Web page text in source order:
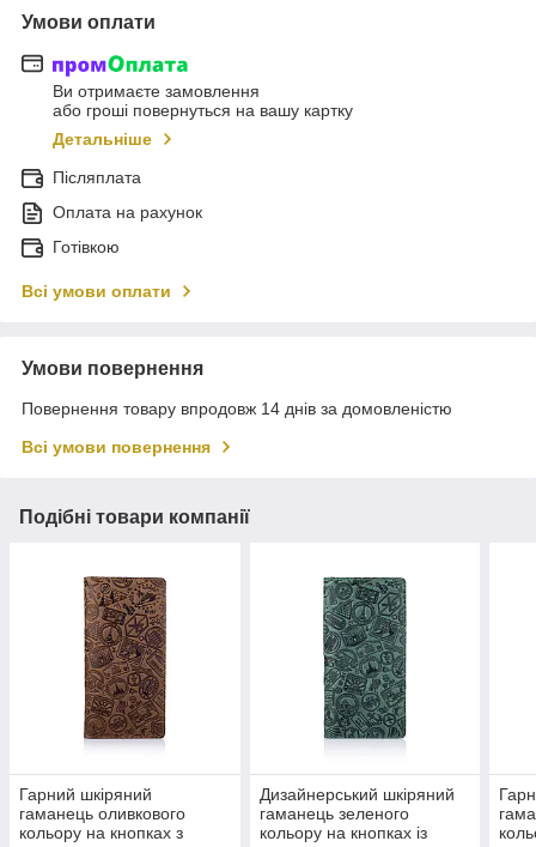
Умови оплати
Ви отримаєте замовлення
або гроші повернуться на вашу картку
Детальніше
Післяплата
Оплата на рахунок
Готівкою
Всі умови оплати
Умови повернення
Повернення товару впродовж 14 днів за домовленістю
Всі умови повернення
Подібні товари компанії
Гарний шкіряний
гаманець оливкового
кольору на кнопках з
Дизайнерський шкіряний
гаманець зеленого
кольору на кнопках із